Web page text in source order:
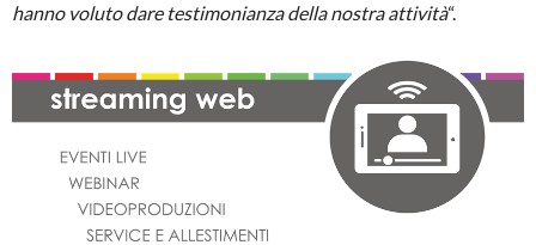
hanno voluto dare testimonianza della nostra attività“.